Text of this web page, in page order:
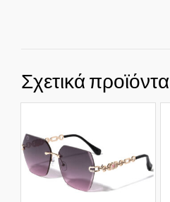
Σχετικά προϊόντα